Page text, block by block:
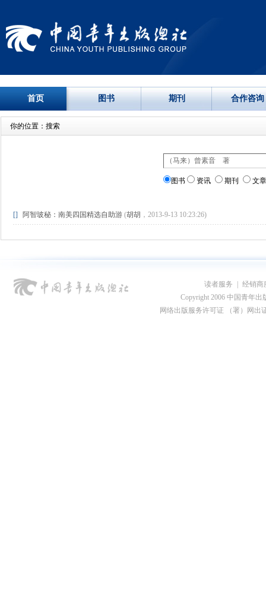
首页 图书 期刊 合作咨询
你的位置：搜索
图书 资讯 期刊 文章
[] 阿智玻秘：南美四国精选自助游(胡胡 ，2013-9-13 10:23:26)
读者服务
经销商
Copyright 2006 中国青年出
网络出版服务许可证 （署）网出